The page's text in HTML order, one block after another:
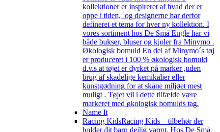
kollektioner er inspireret af hvad der er
oppe i tiden, og designerne har derfor
defineret et tema for hver ny kollektion. I
vores sortiment hos De Små Engle har vi
både bukser, bluser og kjoler fra Minymo .
Økologisk bomuld En del af Minymo´s tøj
er produceret i 100 % økologisk bomuld
d.v.s at tøjet er dyrket på marker ,uden
brug af skadelige kemikalier eller
kunstgødning for at skåne miljøet mest
muligt . Tøjet vil i dette tilfælde være
markeret med økologisk bomulds tag.
Name It
Racing KidsRacing Kids – tilbehør der
holder dit barn dejlig varmt. Hos De Små